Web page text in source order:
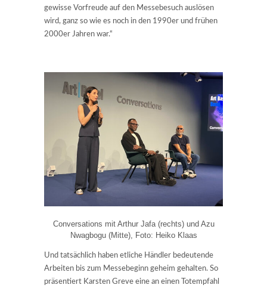
gewisse Vorfreude auf den Messebesuch auslösen
wird, ganz so wie es noch in den 1990er und frühen
2000er Jahren war.“
Conversations mit Arthur Jafa (rechts) und Azu
Nwagbogu (Mitte), Foto: Heiko Klaas
Und tatsächlich haben etliche Händler bedeutende
Arbeiten bis zum Messebeginn geheim gehalten. So
präsentiert Karsten Greve eine an einen Totempfahl